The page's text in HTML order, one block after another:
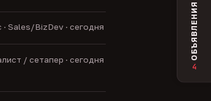
Sales/BizDev · сегодня
/ сетапер · сегодня ОБЪЯВЛЕНИЯ
4